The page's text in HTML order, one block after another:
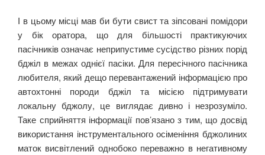
І в цьому місці мав би бути свист та зіпсовані помідори
у бік оратора, що для більшості практикуючих
пасічників означає неприпустиме сусідство різних порід
бджіл в межах однієї пасіки. Для пересічного пасічника
любителя, який дещо перевантажений інформацією про
автохтонні породи бджіл та місією підтримувати
локальну бджолу, це виглядає дивно і незрозуміло.
Таке сприйняття інформації пов’язано з тим, що досвід
використання інструментального осіменіння бджолиних
маток висвітлений однобоко переважно в негативному